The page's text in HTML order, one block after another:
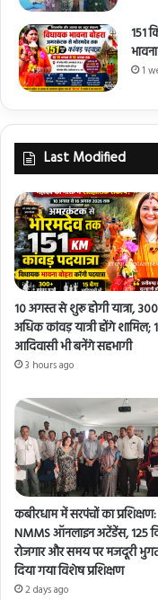
151
1
Last Modified
10 अगस्त से शुरू होगी यात्रा,
अधिक कांवड़ यात्री होंगे शामिल;
आदिवासी भी बनेंगे सहभागी
3 hours ago
कबीरधाम में सरपंचों का प्रशिक्षण:
NMMS ऑनलाइन अटेंडेंस, 125
रोजगार और समय पर मजदूरी
दिया गया विशेष प्रशिक्षण
2 days ago